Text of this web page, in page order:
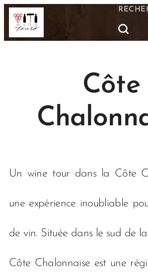
Côte
Un wine tour dans la Côte
une expérience inoubliable
de vin. Située dans le sud de
Côte Chalonnaise est une